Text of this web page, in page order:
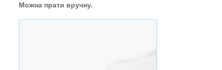
Можна прати вручну.